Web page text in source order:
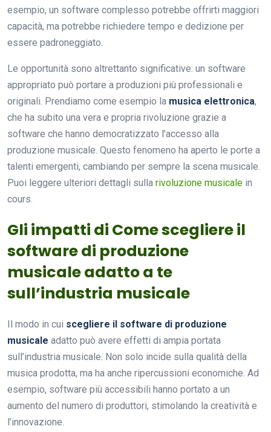
esempio, un software complesso potrebbe offrirti maggiori
capacità, ma potrebbe richiedere tempo e dedizione per
essere padroneggiato.
Le opportunità sono altrettanto significative: un software
appropriato può portare a produzioni più professionali e
originali. Prendiamo come esempio la musica elettronica,
che ha subito una vera e propria rivoluzione grazie a
software che hanno democratizzato l’accesso alla
produzione musicale. Questo fenomeno ha aperto le porte a
talenti emergenti, cambiando per sempre la scena musicale.
Puoi leggere ulteriori dettagli sulla rivoluzione musicale in
cours.
Gli impatti di Come scegliere il
software di produzione
musicale adatto a te
sull’industria musicale
Il modo in cui scegliere il software di produzione
musicale adatto può avere effetti di ampia portata
sull’industria musicale. Non solo incide sulla qualità della
musica prodotta, ma ha anche ripercussioni economiche. Ad
esempio, software più accessibili hanno portato a un
aumento del numero di produttori, stimolando la creatività e
l’innovazione.